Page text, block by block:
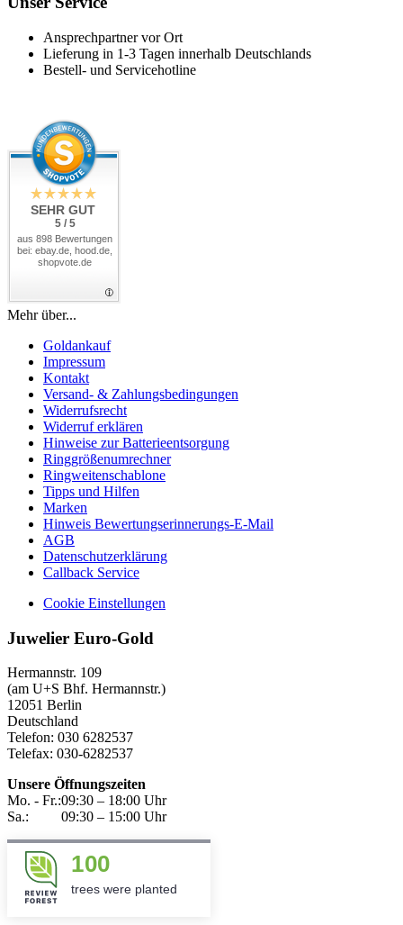
Ansprechpartner vor Ort
Lieferung in 1-3 Tagen innerhalb Deutschlands
Bestell- und Servicehotline
SEHR GUT
5 / 5
aus 898 Bewertungen
bei: ebay.de, hood.de,
shopvote.de
Mehr über...
Goldankauf
Impressum
Kontakt
Versand- & Zahlungsbedingungen
Widerrufsrecht
Widerruf erklären
Hinweise zur Batterieentsorgung
Ringgrößenumrechner
Ringweitenschablone
Tipps und Hilfen
Marken
Hinweis Bewertungserinnerungs-E-Mail
AGB
Datenschutzerklärung
Callback Service
Cookie Einstellungen
Juwelier Euro-Gold
Hermannstr. 109
(am U+S Bhf. Hermannstr.)
12051 Berlin
Deutschland
Telefon: 030 6282537
Telefax: 030-6282537
Unsere Öffnungszeiten
Mo. - Fr.:09:30 – 18:00 Uhr
Sa.:
09:30 – 15:00 Uhr
100
trees were planted